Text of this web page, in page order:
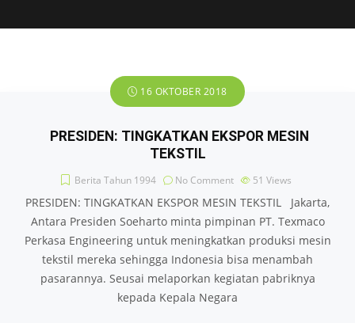
16 OKTOBER 2018
PRESIDEN: TINGKATKAN EKSPOR MESIN
TEKSTIL
Berita Tahun 1994 No Comment 51 Views
PRESIDEN: TINGKATKAN EKSPOR MESIN TEKSTIL Jakarta,
Antara Presiden Soeharto minta pimpinan PT. Texmaco
Perkasa Engineering untuk meningkatkan produksi mesin
tekstil mereka sehingga Indonesia bisa menambah
pasarannya. Seusai melaporkan kegiatan pabriknya
kepada Kepala Negara